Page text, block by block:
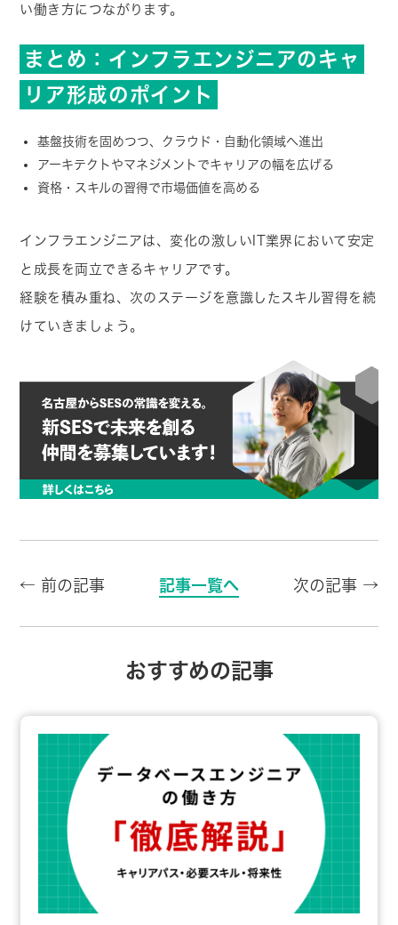
い働き方につながります。
まとめ：インフラエンジニアのキャ
リア形成のポイント
基盤技術を固めつつ、クラウド・自動化領域へ進出
アーキテクトやマネジメントでキャリアの幅を広げる
資格・スキルの習得で市場価値を高める
インフラエンジニアは、変化の激しいIT業界において安定
と成長を両立できるキャリアです。
経験を積み重ね、次のステージを意識したスキル習得を続
けていきましょう。
← 前の記事 記事一覧へ 次の記事 →
おすすめの記事